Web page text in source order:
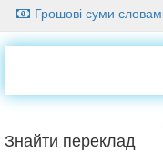
Грошові суми
Знайти переклад